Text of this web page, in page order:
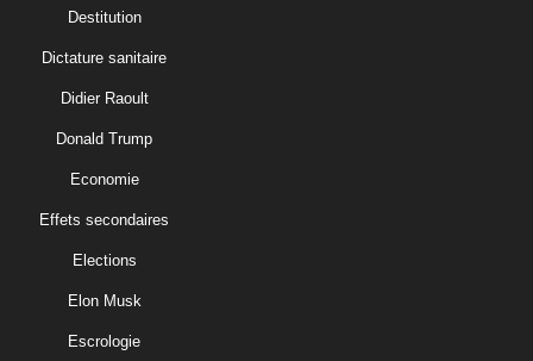
Destitution
Dictature sanitaire
Didier Raoult
Donald Trump
Economie
Effets secondaires
Elections
Elon Musk
Escrologie